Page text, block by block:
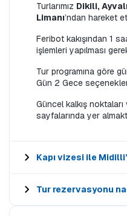
Turlarımız Dikili,
Limanı’ndan hareket
Feribot kakışından 1
işlemleri yapılması
Tur programına göre
Gün 2 Gece
Güncel kalkış
sayfalarında yer
Kapı vizesi ile
Tur rezervasyonu